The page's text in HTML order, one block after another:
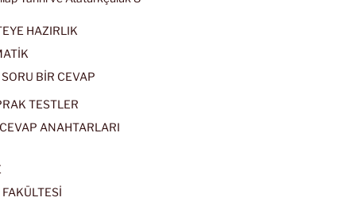
HAZIRLIK
BİR CEVAP
TESTLER
ANAHTARLARI